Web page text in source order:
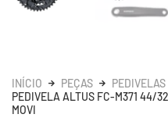
INÍCIO PEÇAS
PEDIVELAS
PEDIVELA ALTUS FC-M371 44/
MOVI